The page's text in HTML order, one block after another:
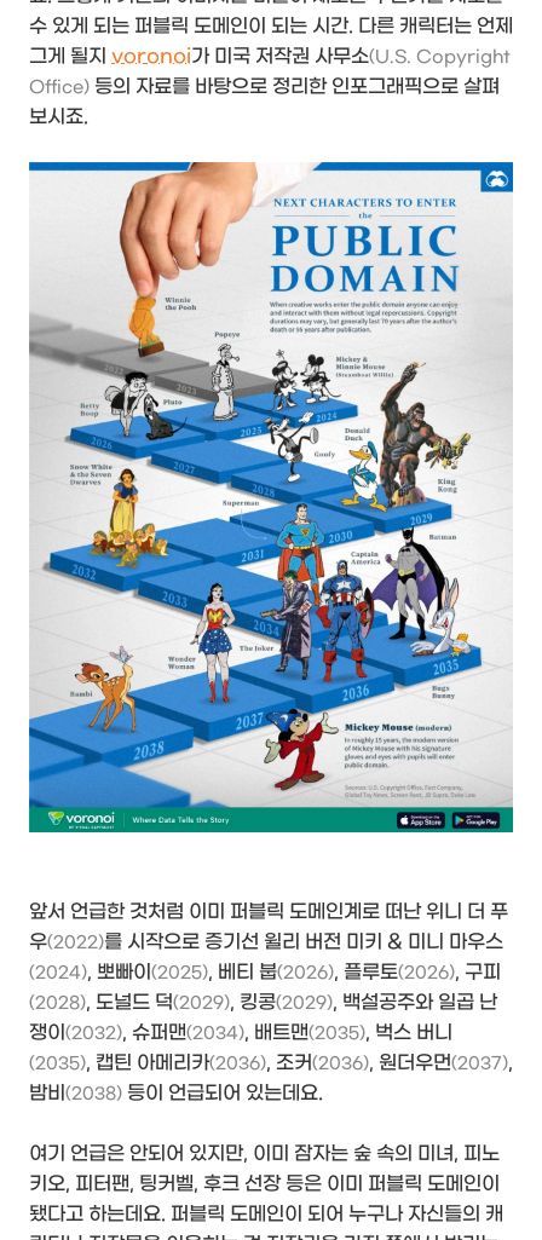
수 있게 되는 퍼블릭 도메인이 되는 시간. 다른 캐릭터는 언제
그게 될지 voronoi가 미국 저작권 사무소(U.S. Copyright
Office) 등의 자료를 바탕으로 정리한 인포그래픽으로 살펴
보시죠.
앞서 언급한 것처럼 이미 퍼블릭 도메인계로 떠난 위니 더 푸
우(2022)를 시작으로 증기선 윌리 버전 미키 & 미니 마우스
(2024), 뽀빠이 (2025), 베티 붑(2026), 플루토(2026), 구피
(2028), 도널드 덕(2029), 킹콩(2029), 백설공주와 일곱 난
쟁이 (2032), 슈퍼맨(2034), 배트맨(2035), 벅스 버니
(2035), 캡틴 아메리카(2036), 조커(2036), 원더우먼(2037),
밤비 (2038) 등이 언급되어 있는데요.
여기 언급은 안되어 있지만, 이미 잠자는 숲 속의 미녀, 피노
키오, 피터팬, 팅커벨, 후크 선장 등은 이미 퍼블릭 도메인이
됐다고 하는데요. 퍼블릭 도메인이 되어 누구나 자신들의 캐